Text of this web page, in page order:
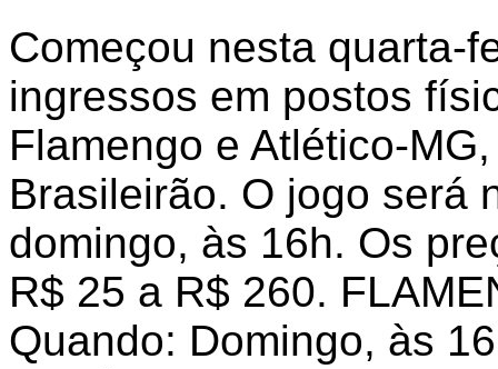
Começou nesta quarta-
ingressos em postos
Flamengo e Atlético-
Brasileirão. O jogo será
domingo, às 16h. Os
R$ 25 a R$ 260.
Quando: Domingo, às